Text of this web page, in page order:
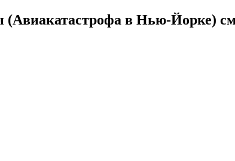
(Авиакатастрофа в Нью-Йорке)